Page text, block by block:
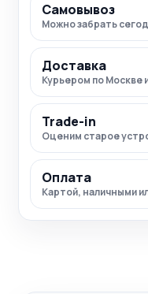
Самовывоз
Можно забрать
Доставка
Курьером по Москве
Trade-in
Оценим старое
Оплата
Картой, наличными